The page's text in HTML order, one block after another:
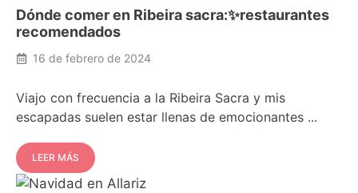
Dónde comer en Ribeira sacra:✨restaurantes
recomendados
16 de febrero de 2024
Viajo con frecuencia a la Ribeira Sacra y mis
escapadas suelen estar llenas de emocionantes ...
LEER MÁS